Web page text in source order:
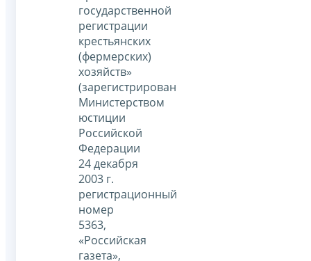
государственной
регистрации
крестьянских
(фермерских)
хозяйств»
(зарегистрирован
Министерством
юстиции
Российской
Федерации
24 декабря
2003 г.
регистрационный
номер
5363,
«Российская
газета»,